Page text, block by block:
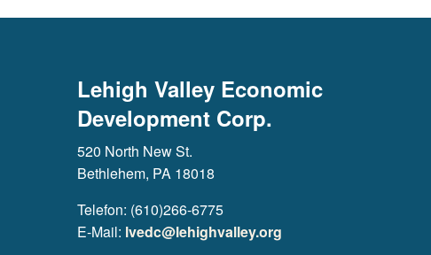
Lehigh Valley Economic
Development Corp.
520 North New St.
Bethlehem, PA 18018
Telefon: (610)266-6775
E-Mail: lvedc@lehighvalley.org